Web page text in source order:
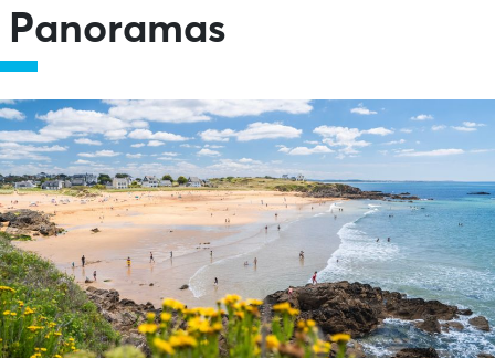
Panoramas